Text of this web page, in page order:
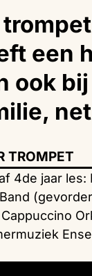
een
ook
TROMPET
4de jaar les: